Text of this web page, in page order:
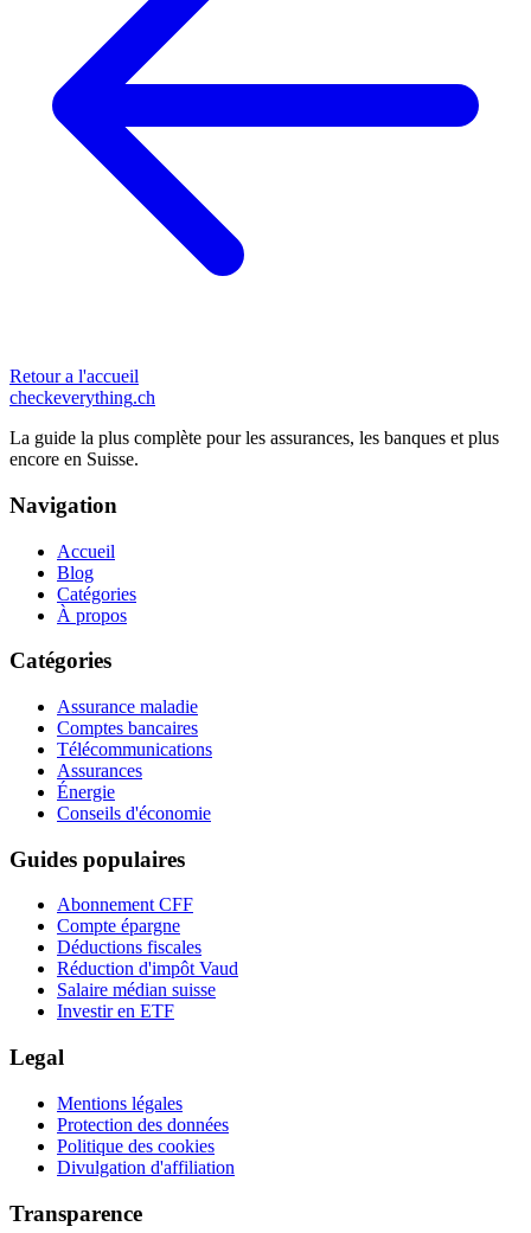
Retour a l'accueil
checkeverything.ch
La guide la plus complète pour les assurances, les banques et plus
encore en Suisse.
Navigation
Accueil
Blog
Catégories
À propos
Catégories
Assurance maladie
Comptes bancaires
Télécommunications
Assurances
Énergie
Conseils d'économie
Guides populaires
Abonnement CFF
Compte épargne
Déductions fiscales
Réduction d'impôt Vaud
Salaire médian suisse
Investir en ETF
Legal
Mentions légales
Protection des données
Politique des cookies
Divulgation d'affiliation
Transparence